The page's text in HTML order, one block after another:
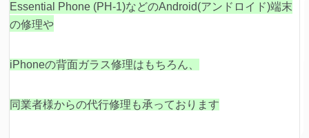
Essential Phone (PH-1)などのAndroid(アンドロイド)端末
の修理や
iPhoneの背面ガラス修理はもちろん、
同業者様からの代行修理も承っております